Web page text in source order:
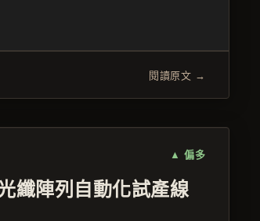
閱讀原文 →
▲ 偏多
纖陣列自動化試產線